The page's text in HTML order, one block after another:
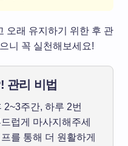
오래 유지하기 위한 후 관
니 꼭 실천해보세요!
관리 비법
2~3주간, 하루 2번
럽게 마사지해주세
를 통해 더 원활하게